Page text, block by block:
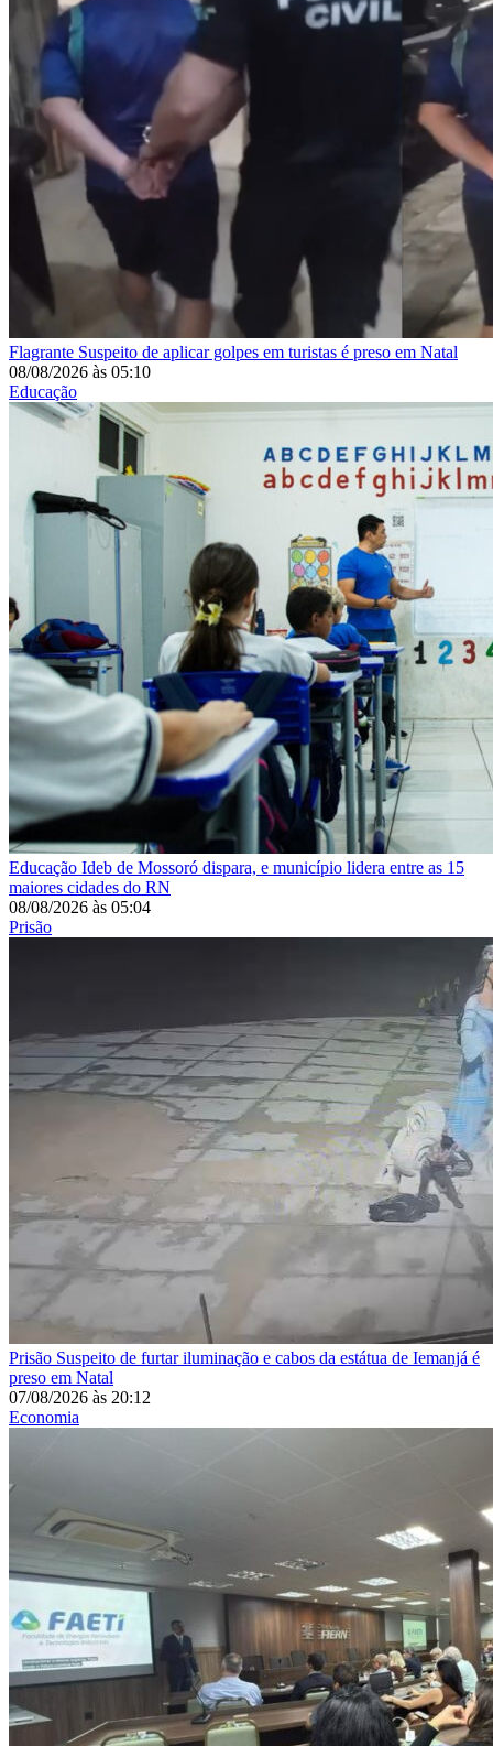
Flagrante Suspeito de aplicar golpes em turistas é preso em Natal
08/08/2026 às 05:10
Educação
Educação Ideb de Mossoró dispara, e município lidera entre as 15
maiores cidades do RN
08/08/2026 às 05:04
Prisão
Prisão Suspeito de furtar iluminação e cabos da estátua de Iemanjá é
preso em Natal
07/08/2026 às 20:12
Economia